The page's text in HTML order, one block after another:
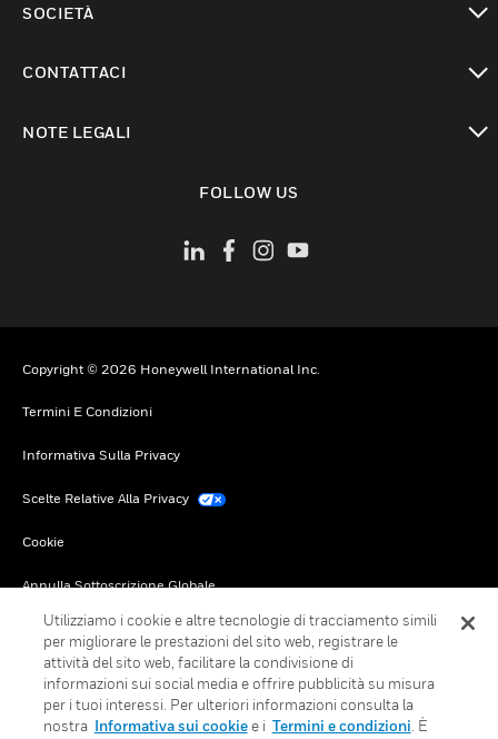
SOCIETÀ
CONTATTACI
NOTE LEGALI
FOLLOW US
Copyright © 2026 Honeywell International Inc.
Termini E Condizioni
Informativa Sulla Privacy
Scelte Relative Alla Privacy
Cookie
Annulla Sottoscrizione Globale
Utilizziamo i cookie e altre tecnologie di tracciamento simili
per migliorare le prestazioni del sito web, registrare le
attività del sito web, facilitare la condivisione di
informazioni sui social media e offrire pubblicità su misura
per i tuoi interessi. Per ulteriori informazioni consulta la
nostra Informativa sui cookiee i Termini e condizioni . È